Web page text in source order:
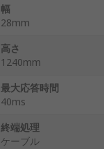
幅
28mm
高さ
1240mm
最大応答時間
40ms
終端処理
ケーブル